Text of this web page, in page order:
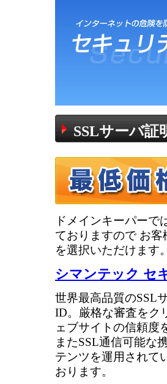
SSLサーバ証
ドメインキーパーで
ておりますので お
を選択いただけます。
シマンテック セ
世界最高品質のSSL
ID。厳格な審査をク
ェブサイトの信頼度
またSSL通信可能な
テンツを運用されて
おります。